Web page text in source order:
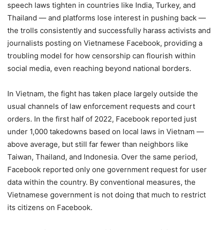
speech laws tighten in countries like India, Turkey, and
Thailand — and platforms lose interest in pushing back —
the trolls consistently and successfully harass activists and
journalists posting on Vietnamese Facebook, providing a
troubling model for how censorship can flourish within
social media, even reaching beyond national borders.
In Vietnam, the fight has taken place largely outside the
usual channels of law enforcement requests and court
orders. In the first half of 2022, Facebook reported just
under 1,000 takedowns based on local laws in Vietnam —
above average, but still far fewer than neighbors like
Taiwan, Thailand, and Indonesia. Over the same period,
Facebook reported only one government request for user
data within the country. By conventional measures, the
Vietnamese government is not doing that much to restrict
its citizens on Facebook.